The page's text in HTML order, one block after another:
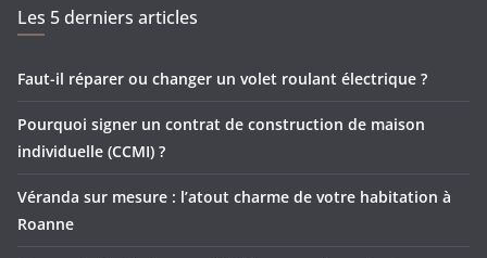
Les 5 derniers articles
Faut-il réparer ou changer un volet roulant électrique ?
Pourquoi signer un contrat de construction de maison
individuelle (CCMI) ?
Véranda sur mesure : l’atout charme de votre habitation à
Roanne